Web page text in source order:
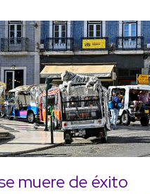
muere de éxito